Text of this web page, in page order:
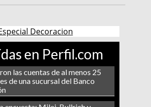
en Perfil.com
las cuentas de al menos 25
de una sucursal del Banco